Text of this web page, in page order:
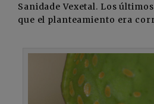
Sanidade Vexetal. Los
que el planteamiento era